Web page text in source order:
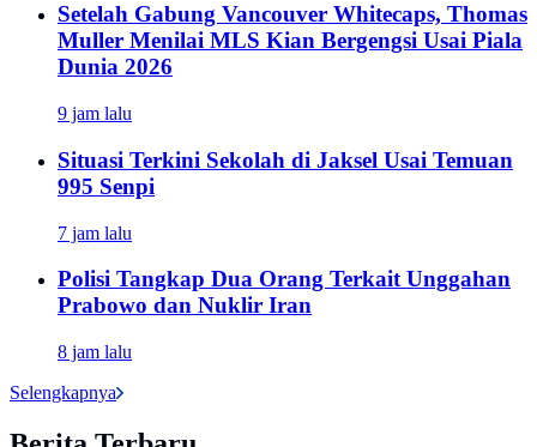
Setelah Gabung Vancouver Whitecaps, Thomas
Muller Menilai MLS Kian Bergengsi Usai Piala
Dunia 2026
9 jam lalu
Situasi Terkini Sekolah di Jaksel Usai Temuan
995 Senpi
7 jam lalu
Polisi Tangkap Dua Orang Terkait Unggahan
Prabowo dan Nuklir Iran
8 jam lalu
Selengkapnya